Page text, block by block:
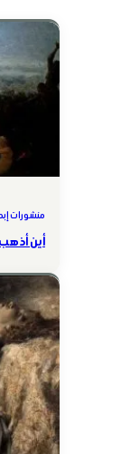
منشورات
أين